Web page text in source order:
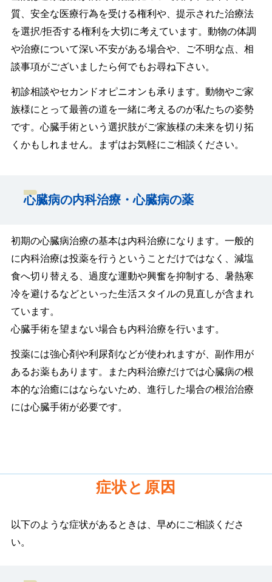
質、安全な医療行為を受ける権利や、提示された治療法
を選択/拒否する権利を大切に考えています。動物の体調
や治療について深い不安がある場合や、ご不明な点、相
談事項がございましたら何でもお尋ね下さい。
初診相談やセカンドオピニオンも承ります。動物やご家
族様にとって最善の道を一緒に考えるのが私たちの姿勢
です。心臓手術という選択肢がご家族様の未来を切り拓
くかもしれません。まずはお気軽にご相談ください。
心臓病の内科治療・心臓病の薬
初期の心臓病治療の基本は内科治療になります。一般的
に内科治療は投薬を行うということだけではなく、減塩
食へ切り替える、過度な運動や興奮を抑制する、暑熱寒
冷を避けるなどといった生活スタイルの見直しが含まれ
ています。
心臓手術を望まない場合も内科治療を行います。
投薬には強心剤や利尿剤などが使われますが、副作用が
あるお薬もあります。また内科治療だけでは心臓病の根
本的な治癒にはならないため、進行した場合の根治治療
には心臓手術が必要です。
症状と原因
以下のような症状があるときは、早めにご相談くださ
い。